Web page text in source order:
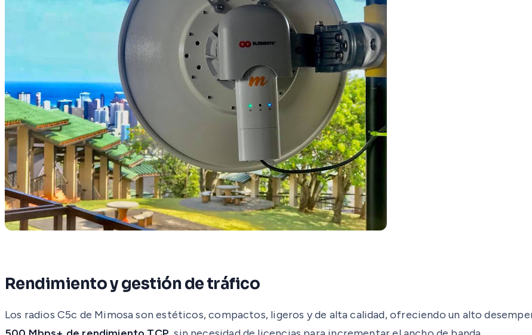
Rendimiento y gestión de tráfico
Los radios C5c de Mimosa son estéticos, compactos, ligeros y de alta calidad, ofreciendo un alto